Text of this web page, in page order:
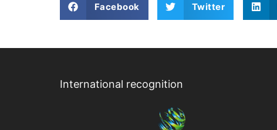
Facebook Twitter
International recognition